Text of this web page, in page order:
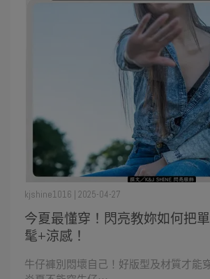
今夏最懂穿！閃亮教妳如何把
髦+涼感！
kjshine1016 | 2025-04-27
牛仔褲別悶壞自己！好版型及材質才能